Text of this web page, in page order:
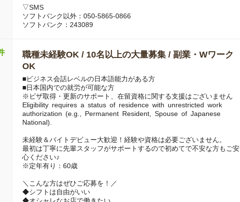
▽SMS
ソフトバンク以外：050-5865-0866
ソフトバンク：243089
職種未経験OK / 10名以上の大量募集 / 副業・Wワーク
OK
■ビジネス会話レベルの日本語能力がある方
■日本国内での就労が可能な方
※ビザ取得・更新のサポート、在留資格に関する支援はございません
Eligibility requires a status of residence with unrestricted work
authorization (e.g., Permanent Resident, Spouse of Japanese
National).
未経験＆バイトデビュー大歓迎！経験や資格は必要ございません。
最初は丁寧に先輩スタッフがサポートするので初めてで不安な方もご安
心ください♪
※定年有り：60歳
＼こんな方はぜひご応募を！／
◆シフトは自由がいい
◆オシャレなお店で働きたい